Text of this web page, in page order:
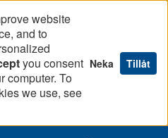
website
and to
you consent
computer. To
we use, see
Neka Tillåt